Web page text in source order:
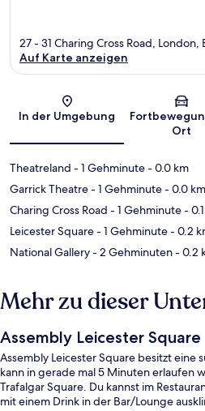
Karte
27 - 31 Charing Cross Road, London,
Auf Karte anzeigen
In der Umgebung
Ort
Theatreland - 1 Gehminute- 0.0 km
Garrick Theatre- 1 Gehminute- 0.0 km
Charing Cross Road - 1 Gehminute-
Leicester Square- 1 Gehminute- 0.2
National Gallery- 2 Gehminuten- 0.2
Mehr zu dieser
Assembly Leicester Square
Assembly Leicester Square besitzt eine
kann in gerade mal 5 Minuten erlaufen
Trafalgar Square. Du kannst im
mit einem Drink in der Bar/Lounge